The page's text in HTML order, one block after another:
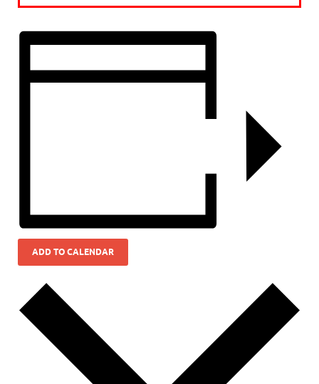
ADD TO CALENDAR